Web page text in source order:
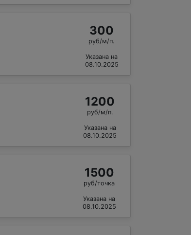
300
руб/м/п.
Указана на
08.10.2025
1200
руб/м/п.
Указана на
08.10.2025
1500
руб/точка
Указана на
08.10.2025